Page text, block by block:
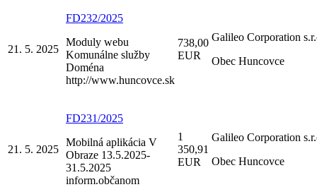
21. 5. 2025
FD232/2025
Moduly webu
Komunálne služby
Doména
http://www.huncovce.sk
738,00
EUR
Galileo Corporation
Obec Huncovce
21. 5. 2025
FD231/2025
Mobilná aplikácia V
Obraze 13.5.2025-
31.5.2025
inform.občanom
1
350,91
EUR
Galileo Corporation
Obec Huncovce